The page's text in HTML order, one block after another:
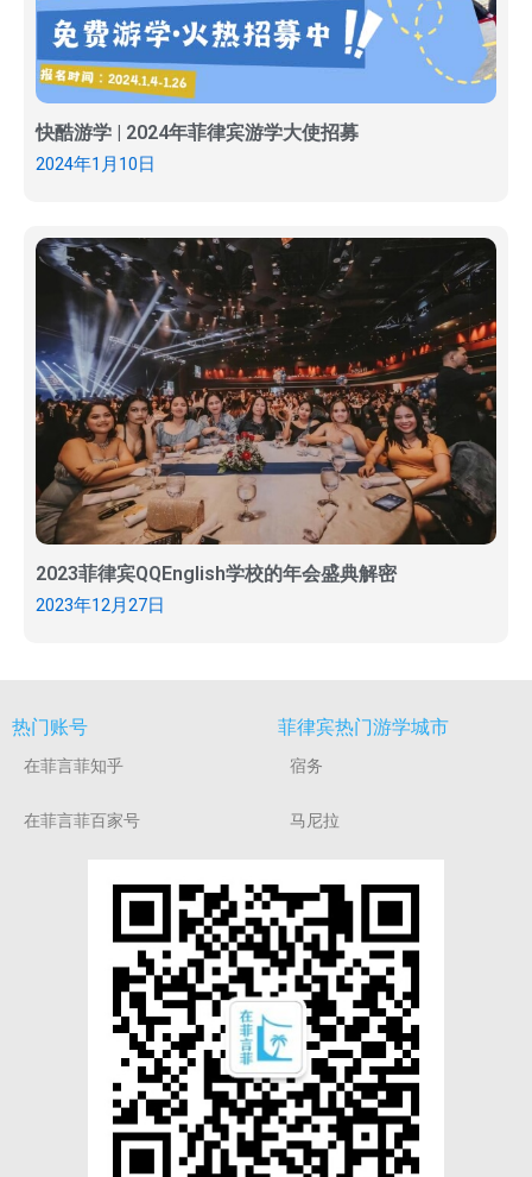
快酷游学 | 2024年菲律宾游学大使招募
2024年1月10日
2023菲律宾QQEnglish学校的年会盛典解密
2023年12月27日
热门账号
在菲言菲知乎
在菲言菲百家号
菲律宾热门游学城市
宿务
马尼拉